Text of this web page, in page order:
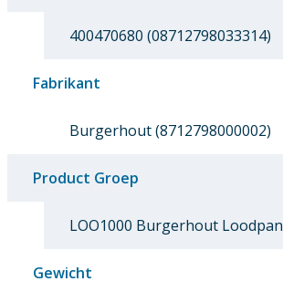
400470680 (08712798033314)
Fabrikant
Burgerhout (8712798000002)
Product Groep
LOO1000 Burgerhout Loodpan
Gewicht